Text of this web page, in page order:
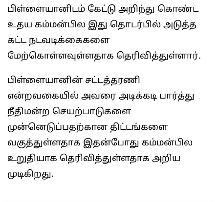
பிள்ளையானிடம் கேட்டு அறிந்து கொண்ட
உதய கம்மன்பில இது தொடர்பில் அடுத்த
கட்ட நடவடிக்கைகளை
மேற்கொள்ளவுள்ளதாக தெரிவித்துள்ளார்.
பிள்ளையானின் சட்டத்தரணி
என்றவகையில் அவரை அடிக்கடி பார்த்து
நீதிமன்ற செயற்பாடுகளை
முன்னெடுப்பதற்கான திட்டங்களை
வகுத்துள்ளதாக இதன்போது கம்மன்பில
உறுதியாக தெரிவித்துள்ளதாக அறிய
முடிகிறது.